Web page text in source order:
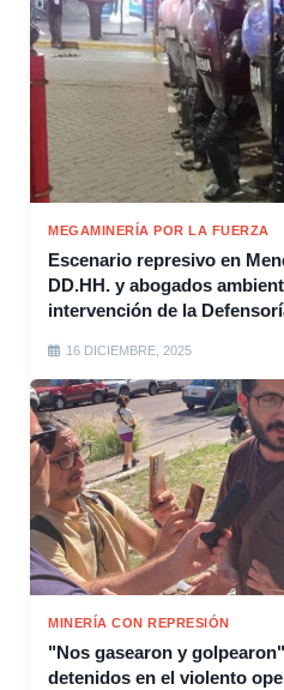
MEGAMINERÍA POR LA FUERZA
Escenario represivo en
DD.HH. y abogados
intervención de la
16 DICIEMBRE, 2025
MINERÍA CON REPRESIÓN
"Nos gasearon y
detenidos en el violento